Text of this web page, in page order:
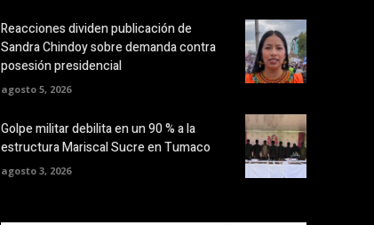
Reacciones dividen publicación de
Sandra Chindoy sobre demanda contra
posesión presidencial
agosto 5, 2026
Golpe militar debilita en un 90 % a la
estructura Mariscal Sucre en Tumaco
agosto 3, 2026